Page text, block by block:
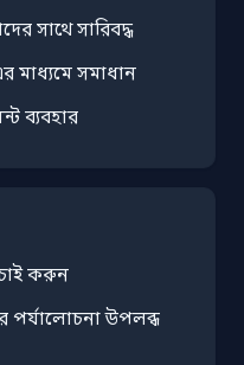
সাথে সারিবদ্ধ
মাধ্যমে সমাধান
ব্যবহার
করুন
পর্যালোচনা উপলব্ধ